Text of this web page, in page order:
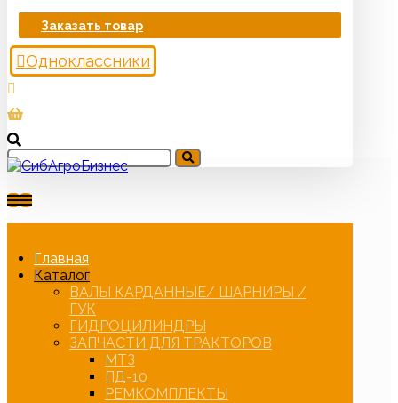
Заказать товар
Одноклассники
Главная
Каталог
ВАЛЫ КАРДАННЫЕ/ ШАРНИРЫ /
ГУК
ГИДРОЦИЛИНДРЫ
ЗАПЧАСТИ ДЛЯ ТРАКТОРОВ
МТЗ
ПД-10
РЕМКОМПЛЕКТЫ